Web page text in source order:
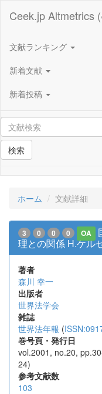
Ceek.jp Altmetrics
文献ランキング
新着文献
新着投稿
検索
ホーム 文献詳細
3 0 0 0 OA
理との関係 H.ケル
著者
森川 幸一
出版者
世界法学会
雑誌
世界法年報 (
巻号頁・発行日
vol.2001, no.20,
24)
参考文献数
103